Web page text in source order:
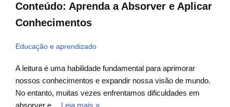
Conteúdo: Aprenda a Absorver e Aplicar
Conhecimentos
Educação e aprendizado
A leitura é uma habilidade fundamental para aprimorar
nossos conhecimentos e expandir nossa visão de mundo.
No entanto, muitas vezes enfrentamos dificuldades em